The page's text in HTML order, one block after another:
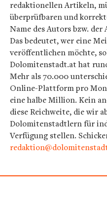
redaktionellen Artikeln,
überprüfbaren und
Name des Autors bzw.
Das bedeutet, wer eine
veröffentlichen möchte,
Dolomitenstadt.at hat
Mehr als 70.000
Online-Plattform pro
eine halbe Million. Kein
diese Reichweite, die wir
Dolomitenstadtlern für
Verfügung stellen.